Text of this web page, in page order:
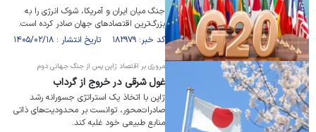
جنگ میان ایران و آمریکا، شوک انرژی را به
بزرگ‌ترین اقتصاد‌های جهان صادر کرده است.
کد خبر: ۱۸۲۹۷۹ تاریخ انتشار : ۱۴۰۵/۰۲/۱۸
مروری بر اقتصاد ژاپن پس از جنگ جهانی دوم
غول شرقی در خروج از گرداب
ژاپن با اتخاذ یک استراتژی جسورانه رشد
صادرات‌محور، توانست بر محدودیت‌های ذاتی
منابع طبیعی خود غلبه کند.